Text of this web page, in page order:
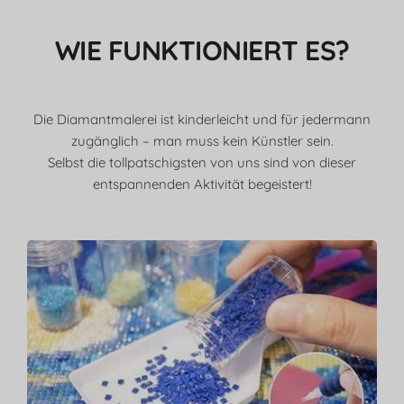
WIE FUNKTIONIERT ES?
Die Diamantmalerei ist kinderleicht und für jedermann
zugänglich – man muss kein Künstler sein.
Selbst die tollpatschigsten von uns sind von dieser
entspannenden Aktivität begeistert!